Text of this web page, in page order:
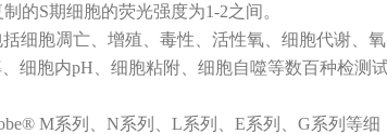
的S期细胞的荧光强度为1-2之间。
细胞凋亡、增殖、毒性、活性氧、细胞代谢、氧
细胞内pH、细胞粘附、细胞自噬等数百种检测
M系列、N系列、L系列、E系列、G系列等细